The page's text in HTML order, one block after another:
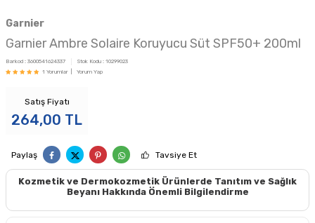
Garnier
Garnier Ambre Solaire Koruyucu Süt SPF50+ 200ml
Barkod : 3600541624337 Stok Kodu : 10299023
1 Yorumlar |
Yorum Yap
Satış Fiyatı
264,00 TL
Paylaş Tavsiye Et
Kozmetik ve Dermokozmetik Ürünlerde Tanıtım ve Sağlık
Beyanı Hakkında Önemli Bilgilendirme